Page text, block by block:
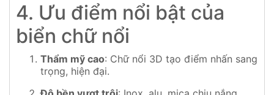
4. Ưu điểm nổi bật của
biển chữ nổi
Thẩm mỹ cao: Chữ nổi 3D tạo điểm nhấn sang
trọng, hiện đại.